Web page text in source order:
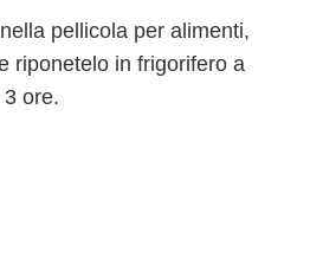
pellicola per alimenti,
riponetelo in frigorifero a
ore.